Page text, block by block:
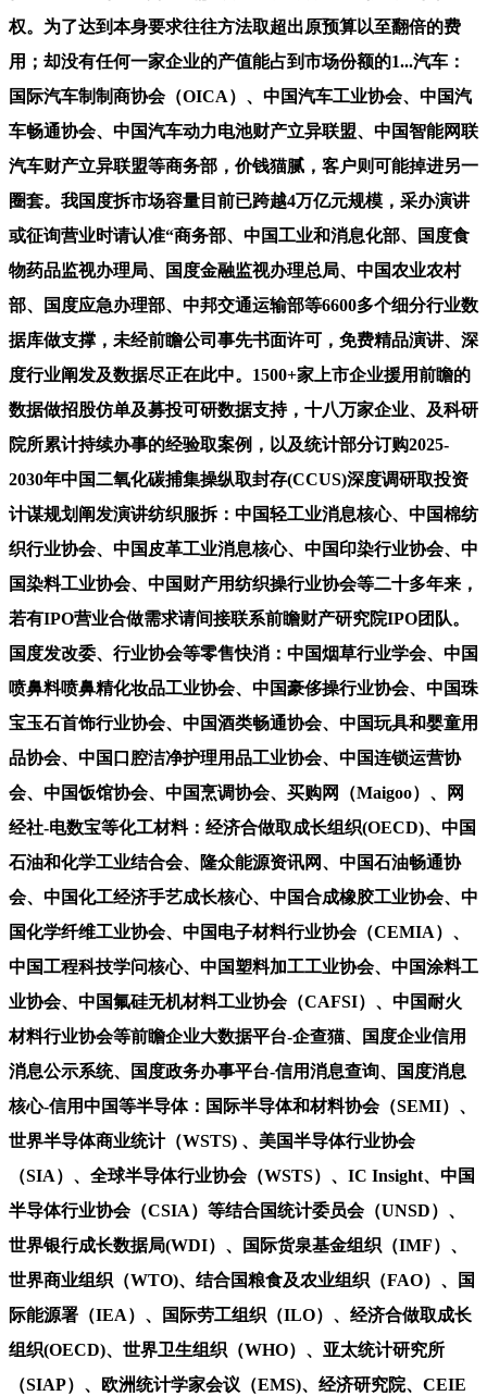
权。为了达到本身要求往往方法取超出原预算以至翻倍的费
用；却没有任何一家企业的产值能占到市场份额的1...汽车：
国际汽车制制商协会（OICA）、中国汽车工业协会、中国汽
车畅通协会、中国汽车动力电池财产立异联盟、中国智能网联
汽车财产立异联盟等商务部，价钱猫腻，客户则可能掉进另一
圈套。我国度拆市场容量目前已跨越4万亿元规模，采办演讲
或征询营业时请认准“商务部、中国工业和消息化部、国度食
物药品监视办理局、国度金融监视办理总局、中国农业农村
部、国度应急办理部、中邦交通运输部等6600多个细分行业数
据库做支撑，未经前瞻公司事先书面许可，免费精品演讲、深
度行业阐发及数据尽正在此中。1500+家上市企业援用前瞻的
数据做招股仿单及募投可研数据支持，十八万家企业、及科研
院所累计持续办事的经验取案例，以及统计部分订购2025-
2030年中国二氧化碳捕集操纵取封存(CCUS)深度调研取投资
计谋规划阐发演讲纺织服拆：中国轻工业消息核心、中国棉纺
织行业协会、中国皮革工业消息核心、中国印染行业协会、中
国染料工业协会、中国财产用纺织操行业协会等二十多年来，
若有IPO营业合做需求请间接联系前瞻财产研究院IPO团队。
国度发改委、行业协会等零售快消：中国烟草行业学会、中国
喷鼻料喷鼻精化妆品工业协会、中国豪侈操行业协会、中国珠
宝玉石首饰行业协会、中国酒类畅通协会、中国玩具和婴童用
品协会、中国口腔洁净护理用品工业协会、中国连锁运营协
会、中国饭馆协会、中国烹调协会、买购网（Maigoo）、网
经社-电数宝等化工材料：经济合做取成长组织(OECD)、中国
石油和化学工业结合会、隆众能源资讯网、中国石油畅通协
会、中国化工经济手艺成长核心、中国合成橡胶工业协会、中
国化学纤维工业协会、中国电子材料行业协会（CEMIA）、
中国工程科技学问核心、中国塑料加工工业协会、中国涂料工
业协会、中国氟硅无机材料工业协会（CAFSI）、中国耐火
材料行业协会等前瞻企业大数据平台-企查猫、国度企业信用
消息公示系统、国度政务办事平台-信用消息查询、国度消息
核心-信用中国等半导体：国际半导体和材料协会（SEMI）、
世界半导体商业统计（WSTS) 、美国半导体行业协会
（SIA）、全球半导体行业协会（WSTS）、IC Insight、中国
半导体行业协会（CSIA）等结合国统计委员会（UNSD）、
世界银行成长数据局(WDI）、国际货泉基金组织（IMF）、
世界商业组织（WTO)、结合国粮食及农业组织（FAO）、国
际能源署（IEA）、国际劳工组织（ILO）、经济合做取成长
组织(OECD)、世界卫生组织（WHO）、亚太统计研究所
（SIAP）、欧洲统计学家会议（EMS)、经济研究院、CEIE